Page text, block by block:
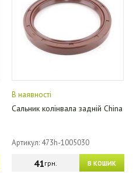
В наявності
Сальник колінвала задній China
Артикул: 473h-1005030
В КОШИК
41грн.